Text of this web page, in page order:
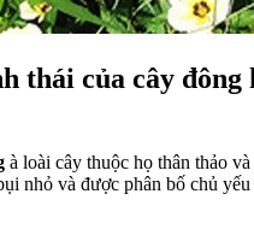
thái của cây đông
à loài cây thuộc họ thân thảo và
nhỏ và được phân bố chủ